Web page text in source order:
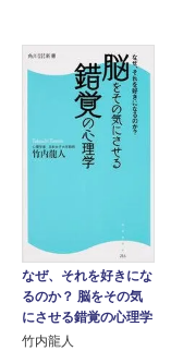
なぜ、それを好きにな
るのか？ 脳をその気
にさせる錯覚の心理学
竹内龍人